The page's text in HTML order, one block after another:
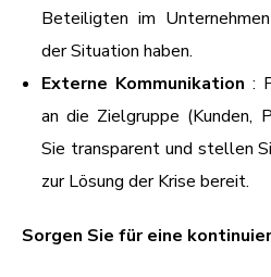
Beteiligten im
der Situation haben.
Externe Kommunikation :
an die Zielgruppe (Kunden,
Sie transparent und stellen
zur Lösung der Krise bereit.
Sorgen Sie für eine